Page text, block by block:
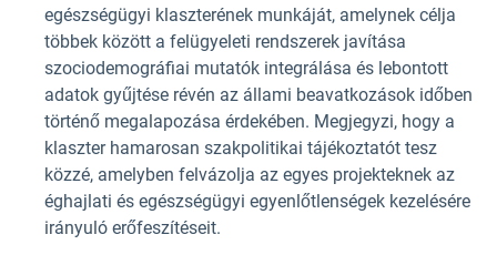
egészségügyi klaszterének munkáját, amelynek célja
többek között a felügyeleti rendszerek javítása
szociodemográfiai mutatók integrálása és lebontott
adatok gyűjtése révén az állami beavatkozások időben
történő megalapozása érdekében. Megjegyzi, hogy a
klaszter hamarosan szakpolitikai tájékoztatót tesz
közzé, amelyben felvázolja az egyes projekteknek az
éghajlati és egészségügyi egyenlőtlenségek kezelésére
irányuló erőfeszítéseit.